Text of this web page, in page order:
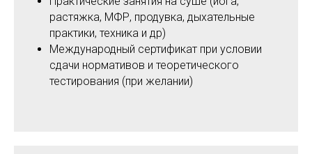
растяжка, МФР, продувка, дыхательные
практики, техника и др)
Международный сертификат при условии
сдачи нормативов и теоретического
тестирования (при желании)